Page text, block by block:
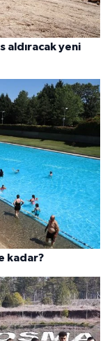
aldıracak yeni
kadar?